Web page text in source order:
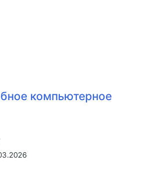
компьютерное